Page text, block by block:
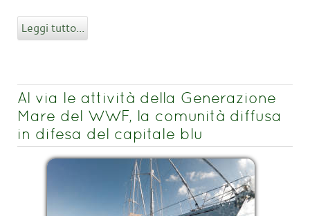
Leggi tutto...
Al via le attività della Generazione
Mare del WWF, la comunità diffusa
in difesa del capitale blu